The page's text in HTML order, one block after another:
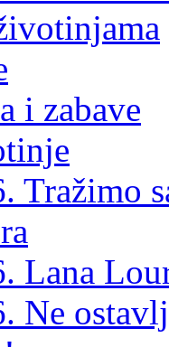
i zabave
Tražimo
Lana
Ne